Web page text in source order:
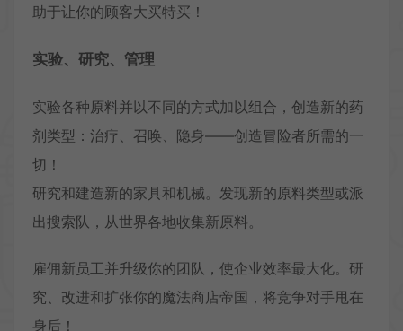
助于让你的顾客大买特买！
实验、研究、管理
实验各种原料并以不同的方式加以组合，创造新的药
剂类型：治疗、召唤、隐身——创造冒险者所需的一
切！
研究和建造新的家具和机械。发现新的原料类型或派
出搜索队，从世界各地收集新原料。
雇佣新员工并升级你的团队，使企业效率最大化。研
究、改进和扩张你的魔法商店帝国，将竞争对手甩在
身后！